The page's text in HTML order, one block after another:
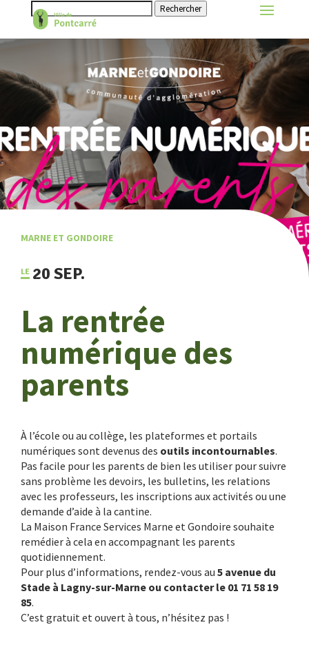
Rechercher
MARNE ET GONDOIRE
20 SEP.
La rentrée
numérique des
parents
À l’école ou au collège, les plateformes et portails
numériques sont devenus des outils incontournables.
Pas facile pour les parents de bien les utiliser pour suivre
sans problème les devoirs, les bulletins, les relations
avec les professeurs, les inscriptions aux activités ou une
demande d’aide à la cantine.
La Maison France Services Marne et Gondoire souhaite
remédier à cela en accompagnant les parents
quotidiennement.
Pour plus d’informations, rendez-vous au 5 avenue du
Stade à Lagny-sur-Marne ou contacter le 01 71 58 19
85.
C’est gratuit et ouvert à tous, n’hésitez pas !